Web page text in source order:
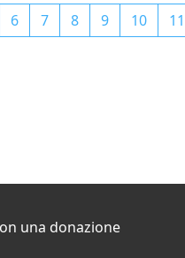
6 7 8 9 10 11
una donazione